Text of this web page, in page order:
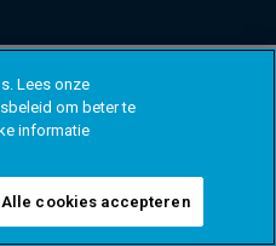
Lees onze
om beter te
informatie
Alle cookies accepteren